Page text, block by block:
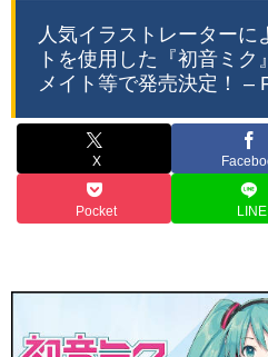
人気イラストレーターに
トを使用した『初音ミ
メイト等で発売決定！ –
X
Pocket LINE